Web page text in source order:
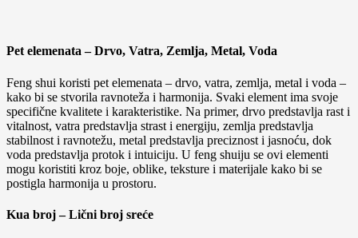
Pet elemenata – Drvo, Vatra, Zemlja, Metal, Voda
Feng shui koristi pet elemenata – drvo, vatra, zemlja, metal i voda –
kako bi se stvorila ravnoteža i harmonija. Svaki element ima svoje
specifične kvalitete i karakteristike. Na primer, drvo predstavlja rast i
vitalnost, vatra predstavlja strast i energiju, zemlja predstavlja
stabilnost i ravnotežu, metal predstavlja preciznost i jasnoću, dok
voda predstavlja protok i intuiciju. U feng shuiju se ovi elementi
mogu koristiti kroz boje, oblike, teksture i materijale kako bi se
postigla harmonija u prostoru.
Kua broj – Lični broj sreće